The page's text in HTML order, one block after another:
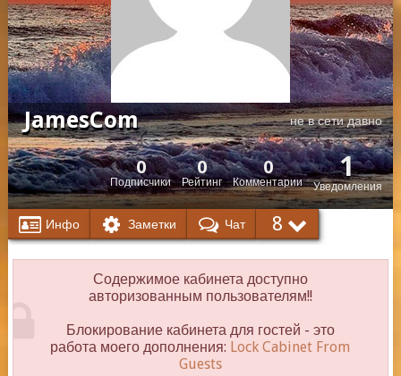
JamesCom не в сети давно
Подписчики
0
Рейтинг
0
Комментарии
0
Уведомления
1
Инфо Заметки Чат 8
Содержимое кабинета доступно
авторизованным пользователям!!
Блокирование кабинета для гостей - это
работа моего дополнения: Lock Cabinet From
Guests